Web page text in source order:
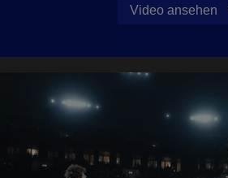
Video ansehen